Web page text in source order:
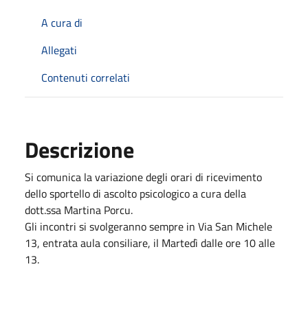
A cura di
Allegati
Contenuti correlati
Descrizione
Si comunica la variazione degli orari di ricevimento
dello sportello di ascolto psicologico a cura della
dott.ssa Martina Porcu.
Gli incontri si svolgeranno sempre in Via San Michele
13, entrata aula consiliare, il Martedì dalle ore 10 alle
13.